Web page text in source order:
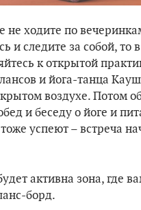
не ходите по
и следите за собой, то
к открытой
и йога-танца
воздухе. Потом
и беседу о йоге и
успеют – встреча
активна зона, где
борд.